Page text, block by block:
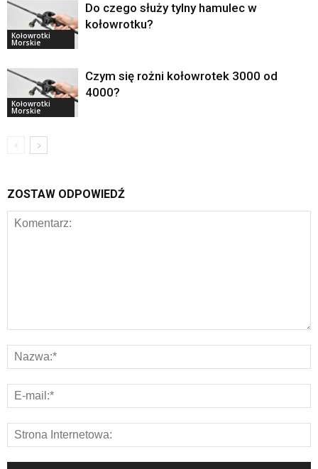
Kołowrotki
Morskie
Do czego służy tylny hamulec w
kołowrotku?
Kołowrotki
Morskie
Czym się rożni kołowrotek 3000 od
4000?
ZOSTAW ODPOWIEDŹ